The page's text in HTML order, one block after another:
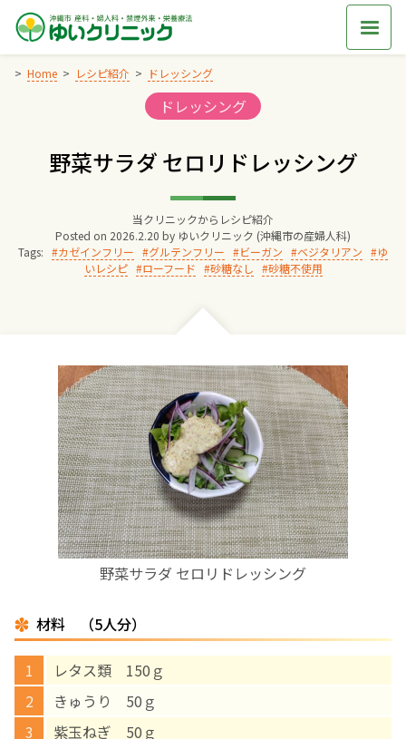
Skip
content
Home レシピ紹介 ドレッシング
Categories:
ドレッシング
野菜サラダ セロリドレッシング
当クリニックからレシピ紹介
Posted on 2026.2.20 by ゆいクリニック (沖縄市の産婦人科)
Tags:
カゼインフリー グルテンフリー ビーガン ベジタリアン
ゆ
いレシピ
ローフード 砂糖なし 砂糖不使用
野菜サラダ セロリドレッシング
材料 （5人分）
レタス類 150ｇ
きゅうり 50ｇ
紫玉ねぎ 50ｇ
院長からのごあいさつ
妊婦健診
お産について
親と子の結びつき支援
母乳育児
その他の診療内容
‘さんルーム’ でさまざまな講座・クラス